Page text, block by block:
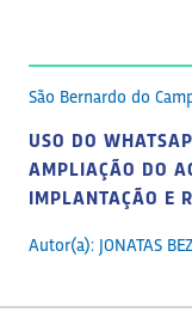
São Bernardo do
USO DO
AMPLIAÇÃO DO
IMPLANTAÇÃO E
Autor(a): JONATAS